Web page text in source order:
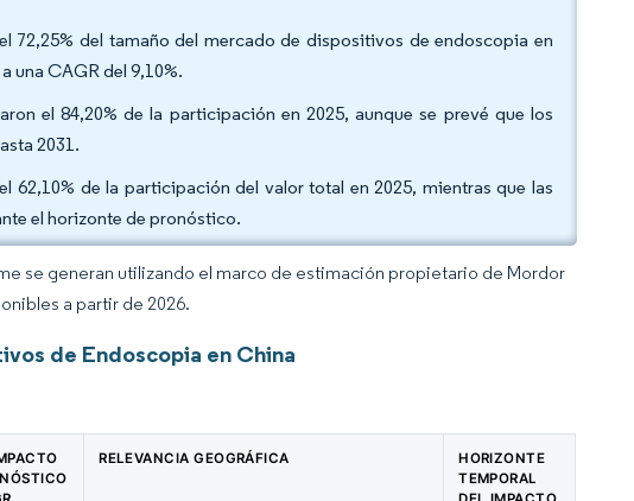
72,25% del tamaño del mercado de dispositivos de endoscopia en
una CAGR del 9,10%.
el 84,20% de la participación en 2025, aunque se prevé que los
2031.
de la participación del valor total en 2025, mientras que las
el horizonte de pronóstico.
se generan utilizando el marco de estimación propietario de Mordor
a partir de 2026.
de Endoscopia en China
RELEVANCIA GEOGRÁFICA
HORIZONTE
TEMPORAL